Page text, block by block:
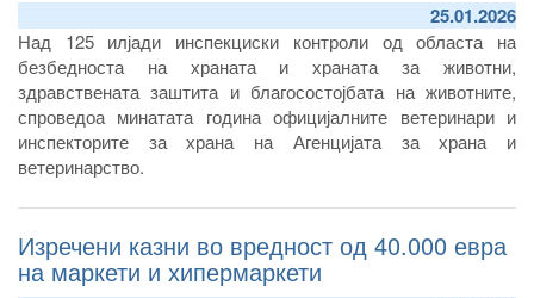
25.01.2026
Над 125 илјади инспекциски контроли од областа на
безбедноста на храната и храната за животни,
здравствената заштита и благосостојбата на животните,
спроведоа минатата година официјалните ветеринари и
инспекторите за храна на Агенцијата за храна и
ветеринарство.
Изречени казни во вредност од 40.000 евра
на маркети и хипермаркети